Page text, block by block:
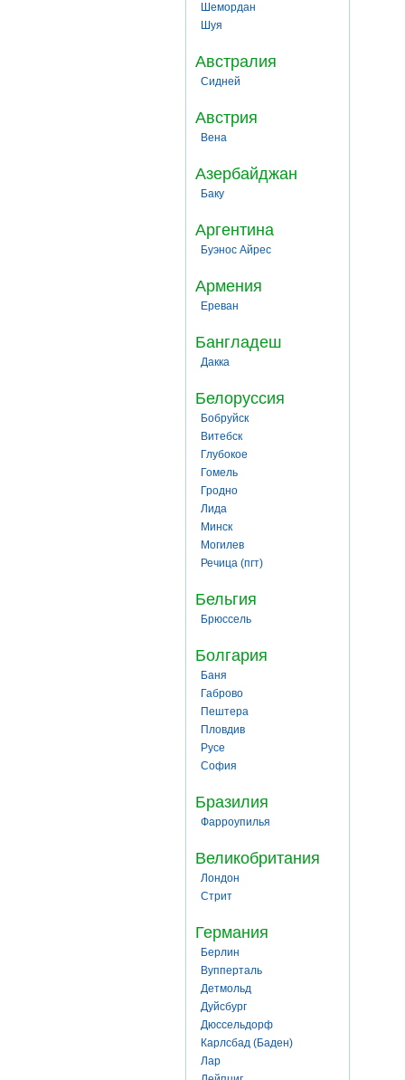
Шемордан
Шуя
Австралия
Сидней
Австрия
Вена
Азербайджан
Баку
Аргентина
Буэнос Айрес
Армения
Ереван
Бангладеш
Дакка
Белоруссия
Бобруйск
Витебск
Глубокое
Гомель
Гродно
Лида
Минск
Могилев
Речица (пгт)
Бельгия
Брюссель
Болгария
Баня
Габрово
Пештера
Пловдив
Русе
София
Бразилия
Фарроупилья
Великобритания
Лондон
Стрит
Германия
Берлин
Вупперталь
Детмольд
Дуйсбург
Дюссельдорф
Карлсбад (Баден)
Лар